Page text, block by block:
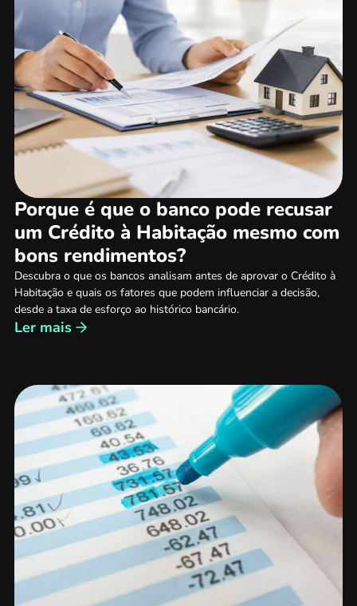
Porque é que o banco pode recusar
um Crédito à Habitação mesmo com
bons rendimentos?
Descubra o que os bancos analisam antes de aprovar o Crédito à
Habitação e quais os fatores que podem influenciar a decisão,
desde a taxa de esforço ao histórico bancário.
Ler mais